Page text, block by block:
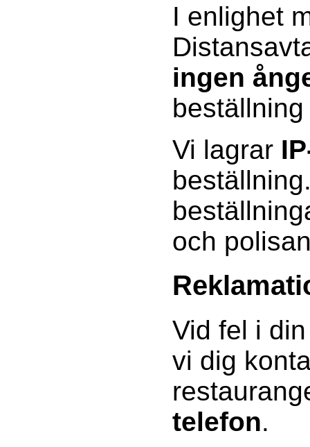
I enlighet
ingen
Vi lagrar
och
Vid fel i
vi dig
telefon.